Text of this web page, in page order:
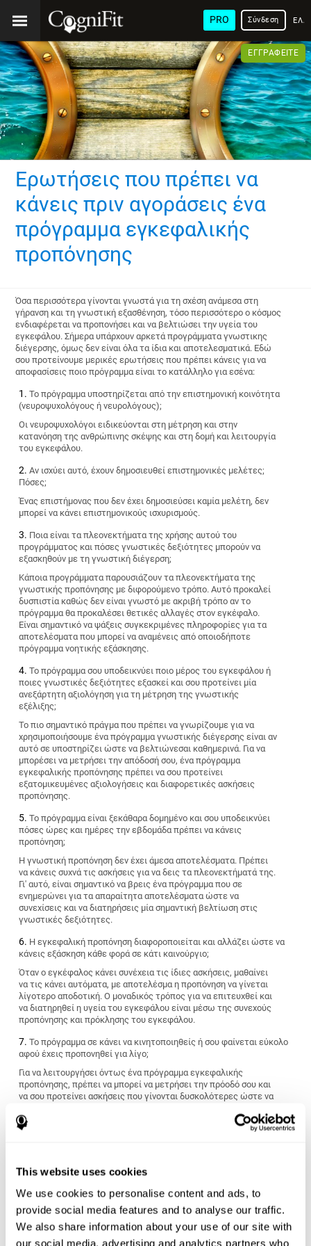
This website uses cookies
We use cookies to personalise content and ads, to
provide social media features and to analyse our traffic.
We also share information about your use of our site with
our social media, advertising and analytics partners who
PRO Σύνδεση
ΕΓΓΡΑΦΕΊΤΕ
Ερωτήσεις που πρέπει να
κάνεις πριν αγοράσεις ένα
πρόγραμμα εγκεφαλικής
προπόνησης
Όσα περισσότερα γίνονται γνωστά για τη σχέση ανάμεσα στη
γήρανση και τη γνωστική εξασθένηση, τόσο περισσότερο ο κόσμος
ενδιαφέρεται να προπονήσει και να βελτιώσει την υγεία του
εγκεφάλου. Σήμερα υπάρχουν αρκετά προγράμματα γνωστικης
διέγερσης, όμως δεν είναι όλα τα ίδια και αποτελεσματικά. Εδώ
σου προτείνουμε μερικές ερωτήσεις που πρέπει κάνεις για να
αποφασίσεις ποιο πρόγραμμα είναι το κατάλληλο για εσένα:
Το πρόγραμμα υποστηρίζεται από την επιστημονική κοινότητα
(νευροψυχολόγους ή νευρολόγους);
Οι νευροψυχολόγοι ειδικεύονται στη μέτρηση και στην
κατανόηση της ανθρώπινης σκέψης και στη δομή και λειτουργία
του εγκεφάλου.
Αν ισχύει αυτό, έχουν δημοσιευθεί επιστημονικές μελέτες;
Πόσες;
Ένας επιστήμονας που δεν έχει δημοσιεύσει καμία μελέτη, δεν
μπορεί να κάνει επιστημονικούς ισχυρισμούς.
Ποια είναι τα πλεονεκτήματα της χρήσης αυτού του
προγράμματος και πόσες γνωστικές δεξιότητες μπορούν να
εξασκηθούν με τη γνωστική διέγερση;
Κάποια προγράμματα παρουσιάζουν τα πλεονεκτήματα της
γνωστικής προπόνησης με διφορούμενο τρόπο. Αυτό προκαλεί
δυσπιστία καθώς δεν είναι γνωστό με ακριβή τρόπο αν το
πρόγραμμα θα προκαλέσει θετικές αλλαγές στον εγκέφαλο.
Είναι σημαντικό να ψάξεις συγκεκριμένες πληροφορίες για τα
αποτελέσματα που μπορεί να αναμένεις από οποιοδήποτε
πρόγραμμα νοητικής εξάσκησης.
Το πρόγραμμα σου υποδεικνύει ποιο μέρος του εγκεφάλου ή
ποιες γνωστικές δεξιότητες εξασκεί και σου προτείνει μία
ανεξάρτητη αξιολόγηση για τη μέτρηση της γνωστικής
εξέλιξης;
Το πιο σημαντικό πράγμα που πρέπει να γνωρίζουμε για να
χρησιμοποιήσουμε ένα πρόγραμμα γνωστικής διέγερσης είναι αν
αυτό σε υποστηρίζει ώστε να βελτιώνεσαι καθημερινά. Για να
μπορέσει να μετρήσει την απόδοσή σου, ένα πρόγραμμα
εγκεφαλικής προπόνησης πρέπει να σου προτείνει
εξατομικευμένες αξιολογήσεις και διαφορετικές ασκήσεις
προπόνησης.
Το πρόγραμμα είναι ξεκάθαρα δομημένο και σου υποδεικνύει
πόσες ώρες και ημέρες την εβδομάδα πρέπει να κάνεις
προπόνηση;
Η γνωστική προπόνηση δεν έχει άμεσα αποτελέσματα. Πρέπει
να κάνεις συχνά τις ασκήσεις για να δεις τα πλεονεκτήματά της.
Γι' αυτό, είναι σημαντικό να βρεις ένα πρόγραμμα που σε
ενημερώνει για τα απαραίτητα αποτελέσματα ώστε να
συνεχίσεις και να διατηρήσεις μία σημαντική βελτίωση στις
γνωστικές δεξιότητες.
Η εγκεφαλική προπόνηση διαφοροποιείται και αλλάζει ώστε να
κάνεις εξάσκηση κάθε φορά σε κάτι καινούργιο;
Όταν ο εγκέφαλος κάνει συνέχεια τις ίδιες ασκήσεις, μαθαίνει
να τις κάνει αυτόματα, με αποτελέσμα η προπόνηση να γίνεται
λίγοτερο αποδοτική. Ο μοναδικός τρόπος για να επιτευχθεί και
να διατηρηθεί η υγεία του εγκεφάλου είναι μέσω της συνεχούς
προπόνησης και πρόκλησης του εγκεφάλου.
Το πρόγραμμα σε κάνει να κινητοποιηθείς ή σου φαίνεται εύκολο
αφού έχεις προπονηθεί για λίγο;
Για να λειτουργήσει όντως ένα πρόγραμμα εγκεφαλικής
προπόνησης, πρέπει να μπορεί να μετρήσει την πρόοδό σου και
να σου προτείνει ασκήσεις που γίνονται δυσκολότερες ώστε να
διατηρήσουμε και να βελτιώσουμε την υγεία του εγκεφάλου
να μετρήσει τις γνωστικές σου ικανότητες και να σου
προσφέρει μία εξατομικευμένη γνωστική προπόνηση που να
προσαρμόζεται στα χαρακτηριστικά σου και στις προσωπικές
σου ανάγκες.